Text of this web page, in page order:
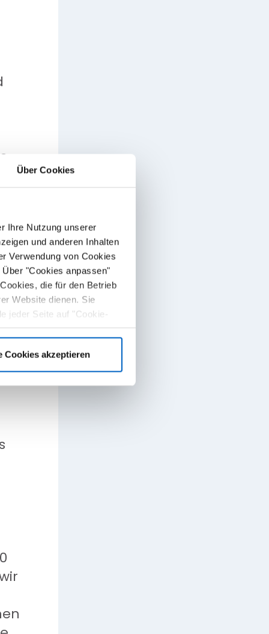
Über Cookies
Ihre Nutzung unserer
und anderen Inhalten
Verwendung von Cookies
"Cookies anpassen"
die für den Betrieb
Website dienen. Sie
jeder Seite auf "Cookie-
Cookies akzeptieren